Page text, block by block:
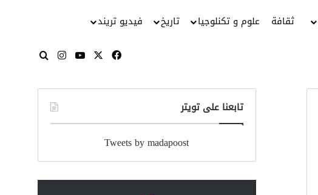
ثقافة علوم و تكنلوجيا تاريخ فيديو تريند
فيسبوك
‫X
‫YouTube
انستقرامبحث عن
تابعنا على تويتر
Tweets by madapoost